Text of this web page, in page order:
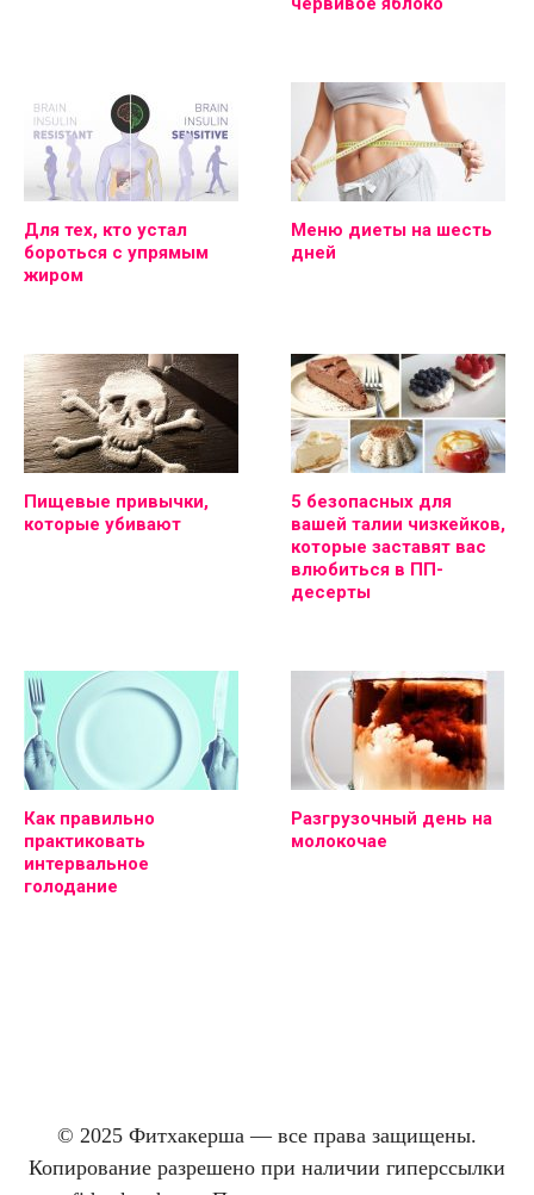
Для тех, кто устал
бороться с упрямым
жиром
Меню диеты на шесть
дней
Пищевые привычки,
которые убивают
5 безопасных для
вашей талии чизкейков,
которые заставят вас
влюбиться в ПП-
десерты
Как правильно
практиковать
интервальное
голодание
Разгрузочный день на
молокочае
© 2025 Фитхакерша — все права защищены.
Копирование разрешено при наличии гиперссылки